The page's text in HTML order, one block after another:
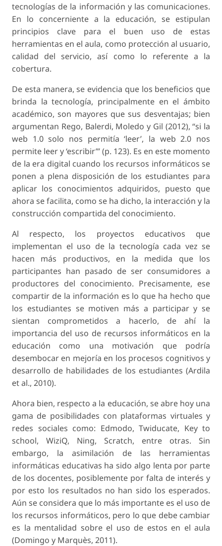
tecnologías de la información y las comunicaciones.
En lo concerniente a la educación, se estipulan
principios clave para el buen uso de estas
herramientas en el aula, como protección al usuario,
calidad del servicio, así como lo referente a la
cobertura.
De esta manera, se evidencia que los beneficios que
brinda la tecnología, principalmente en el ámbito
académico, son mayores que sus desventajas; bien
argumentan Rego, Balerdi, Moledo y Gil (2012), “si la
web 1.0 solo nos permitía ‘leer’, la web 2.0 nos
permite leer y ‘escribir’” (p. 123). Es en este momento
de la era digital cuando los recursos informáticos se
ponen a plena disposición de los estudiantes para
aplicar los conocimientos adquiridos, puesto que
ahora se facilita, como se ha dicho, la interacción y la
construcción compartida del conocimiento.
Al respecto, los proyectos educativos que
implementan el uso de la tecnología cada vez se
hacen más productivos, en la medida que los
participantes han pasado de ser consumidores a
productores del conocimiento. Precisamente, ese
compartir de la información es lo que ha hecho que
los estudiantes se motiven más a participar y se
sientan comprometidos a hacerlo, de ahí la
importancia del uso de recursos informáticos en la
educación como una motivación que podría
desembocar en mejoría en los procesos cognitivos y
desarrollo de habilidades de los estudiantes (Ardila
et al., 2010).
Ahora bien, respecto a la educación, se abre hoy una
gama de posibilidades con plataformas virtuales y
redes sociales como: Edmodo, Twiducate, Key to
school, WiziQ, Ning, Scratch, entre otras. Sin
embargo, la asimilación de las herramientas
informáticas educativas ha sido algo lenta por parte
de los docentes, posiblemente por falta de interés y
por esto los resultados no han sido los esperados.
Aún se considera que lo más importante es el uso de
los recursos informáticos, pero lo que debe cambiar
es la mentalidad sobre el uso de estos en el aula
(Domingo y Marquès, 2011).